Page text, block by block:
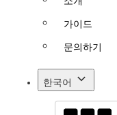
가이드
문의하기
한국어